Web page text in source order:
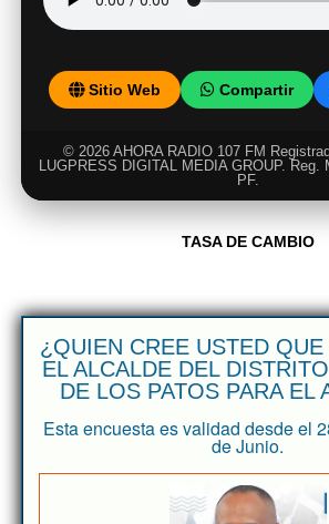
Sitio Web Compartir
© 2026 AHORA RADIO 107 FM
LUGPRESS DIGITAL MEDIA GROUP. Reg.
PF.
TASA DE CAMBIO
¿QUIEN CREE USTED
EL ALCALDE DEL
DE LOS PATOS PARA EL
Esta encuesta es validad desde el
de Junio.